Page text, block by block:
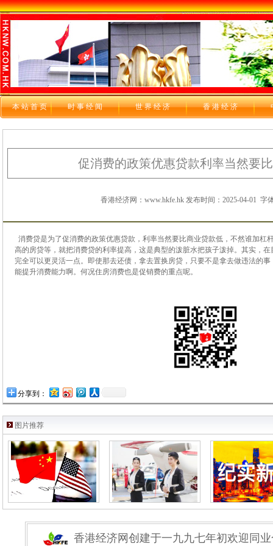
本站首页 时 事 经 闻 世 界 经 济 香 港 经 济
促消费的政策优惠贷款利率当然要
香港经济网：www.hkfe.hk 发布时间：2025-04-01 字
消费贷是为了促消费的政策优惠贷款，利率当然要比商业贷款低，不然谁加杠
高的房贷等，就把消费贷的利率提高，这是典型的泼脏水把孩子泼掉。其实，
完全可以更灵活一点。即使那去还债，拿去置换房贷，只要不是拿去做违法的
能提升消费能力啊。何况住房消费也是促销费的重点呢。
分享到：
图片推荐
香港经济网创建于一九九七年初欢迎同业